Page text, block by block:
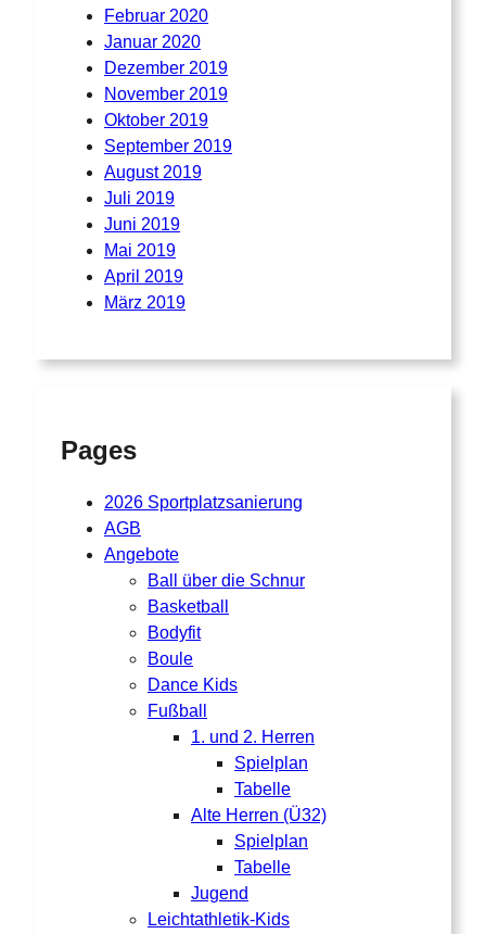
Februar 2020
Januar 2020
Dezember 2019
November 2019
Oktober 2019
September 2019
August 2019
Juli 2019
Juni 2019
Mai 2019
April 2019
März 2019
Pages
2026 Sportplatzsanierung
AGB
Angebote
Ball über die Schnur
Basketball
Bodyfit
Boule
Dance Kids
Fußball
1. und 2. Herren
Spielplan
Tabelle
Alte Herren (Ü32)
Spielplan
Tabelle
Jugend
Leichtathletik-Kids